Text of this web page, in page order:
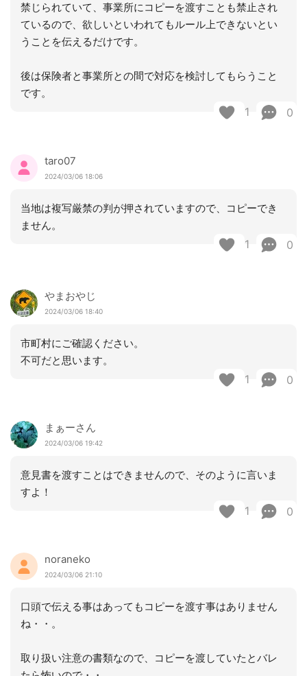
禁じられていて、事業所にコピーを渡すことも禁止され
ているので、欲しいといわれてもルール上できないとい
うことを伝えるだけです。
後は保険者と事業所との間で対応を検討してもらうこと
です。
1 0
taro07
2024/03/06 18:06
当地は複写厳禁の判が押されていますので、コピーでき
ません。
1 0
やまおやじ
2024/03/06 18:40
市町村にご確認ください。
不可だと思います。
1 0
まぁーさん
2024/03/06 19:42
意見書を渡すことはできませんので、そのように言いま
すよ！
1 0
noraneko
2024/03/06 21:10
口頭で伝える事はあってもコピーを渡す事はありません
ね・・。
取り扱い注意の書類なので、コピーを渡していたとバレ